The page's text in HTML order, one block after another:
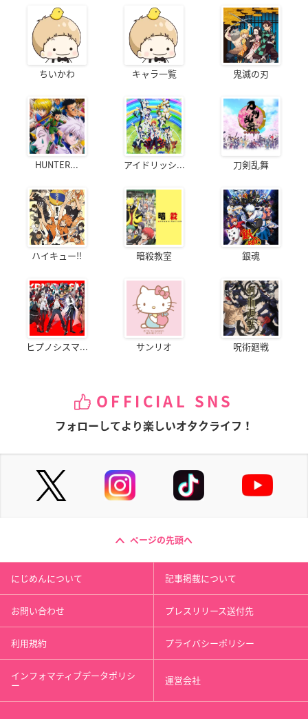
ちいかわ キャラ一覧 鬼滅の刃
HUNTER... アイドリッシ... 刀剣乱舞
ハイキュー!! 暗殺教室 銀魂
ヒプノシスマ... サンリオ 呪術廻戦
OFFICIAL SNS
フォローしてより楽しいオタクライフ！
ページの先頭へ
にじめんについて 記事掲載について
お問い合わせ プレスリリース送付先
利用規約 プライバシーポリシー
インフォマティブデータポリシ
ー 運営会社